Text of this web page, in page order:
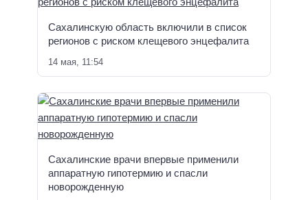
Сахалинскую область включили в список
регионов с риском клещевого энцефалита
14 мая, 11:54
Сахалинские врачи впервые применили
аппаратную гипотермию и спасли
новорожденную